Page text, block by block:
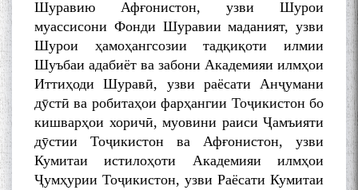
Шуравию Афғонистон, узви Шурои
муассисони Фонди Шуравии маданият, узви
Шурои ҳамоҳангсозии тадқиқоти илмии
Шуъбаи адабиёт ва забони Академияи илмҳои
Иттиҳоди Шуравӣ, узви раёсати Анҷумани
дӯстӣ ва робитаҳои фарҳангии Тоҷикистон бо
кишварҳои хоричӣ, муовини раиси Ҷамъияти
дӯстии Тоҷикистон ва Афғонистон, узви
Кумитаи истилоҳоти Академияи илмҳои
Ҷумҳурии Тоҷикистон, узви Раёсати Кумитаи